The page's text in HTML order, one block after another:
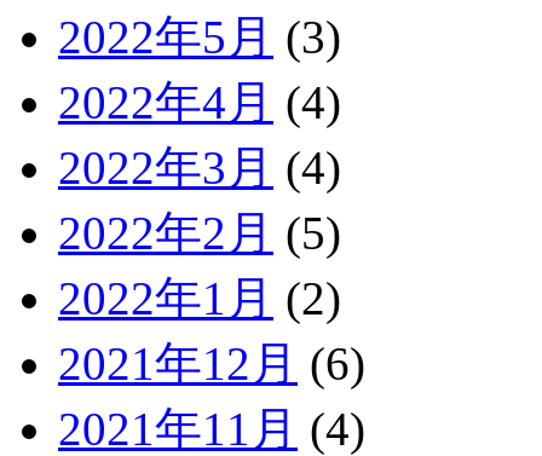
2022年5月 (3)
2022年4月 (4)
2022年3月 (4)
2022年2月 (5)
2022年1月 (2)
2021年12月 (6)
2021年11月 (4)